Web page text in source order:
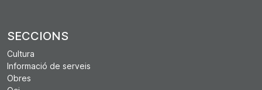
SECCIONS
Cultura
Informació de serveis
Obres